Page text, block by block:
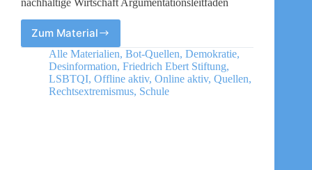
nachhaltige Wirtschaft Argumentationsleitfaden
Zum MaterialLieferkettengesetze
–
Menschenrechte
für
eine
Alle Materialien, Bot-Quellen, Demokratie,
Desinformation, Friedrich Ebert Stiftung,
LSBTQI, Offline aktiv, Online aktiv, Quellen,
Rechtsextremismus, Schule